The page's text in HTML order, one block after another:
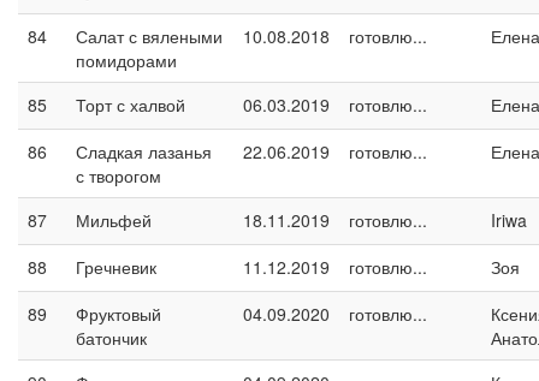
84
Салат с вялеными
помидорами
10.08.2018 готовлю...
85 Торт с халвой 06.03.2019 готовлю...
Елена
86
Сладкая лазанья
с творогом
22.06.2019 готовлю...
87 Мильфей 18.11.2019 готовлю...
Iriwa
88
Гречневик 11.12.2019 готовлю...
Зоя
89
Фруктовый
батончик
04.09.2020 готовлю...